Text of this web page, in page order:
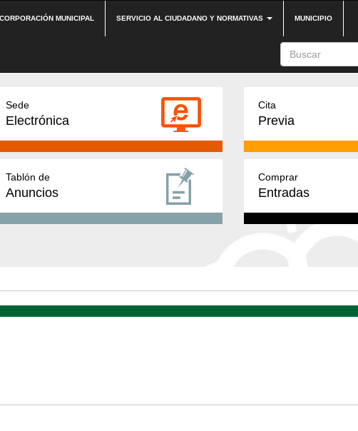
CORPORACIÓN MUNICIPAL SERVICIO AL CIUDADANO Y NORMATIVAS MUNICIPIO
Sede
Electrónica
Cita
Previa
Tablón de
Anuncios
Comprar
Entradas